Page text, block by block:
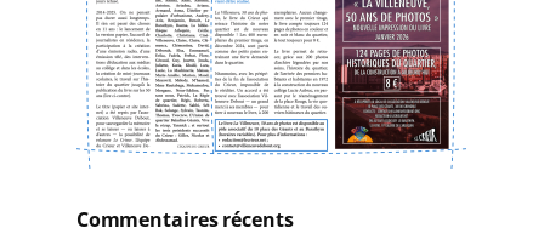
Commentaires récents